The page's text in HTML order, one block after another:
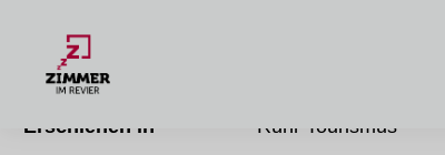
Kulturprogramm bei
Veröffentlichungsdatum
Erschienen in
Ruhr Tourismus